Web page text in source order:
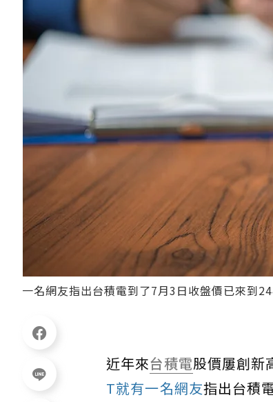
一名網友指出台積電到了7月3日收盤價已來到
近年來台積電股價屢創新
T就有一名網友指出台積